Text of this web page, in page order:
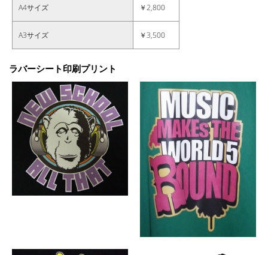
A4サイズ ￥2,800
A3サイズ ￥3,500
ラバーシート印刷プリント